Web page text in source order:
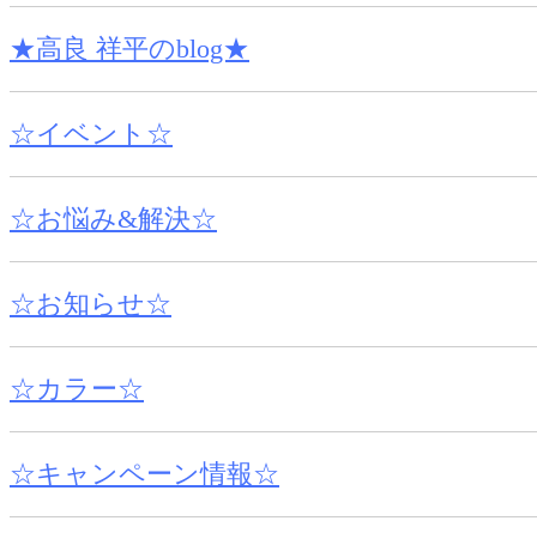
★高良 祥平のblog★
☆イベント☆
☆お悩み&解決☆
☆お知らせ☆
☆カラー☆
☆キャンペーン情報☆